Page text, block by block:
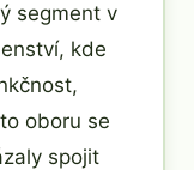
segment v
kde
oboru se
spojit